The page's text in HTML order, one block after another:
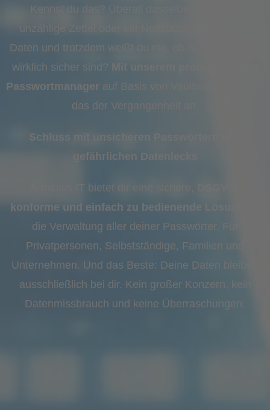
Kennst du das? Überall dasselbe Passwort,
unzählige Zettel oder ein Notizbuch voller Login-
Daten und trotzdem weißt du nie, ob deine Accounts
wirklich sicher sind? Mit unserem professionellen
Passwortmanager auf Basis von Vaultwarden gehört
das der Vergangenheit an.
Schluss mit unsicheren Passwörtern und
gefährlichen Datenlecks
Arminius IT bietet dir eine sichere,
konforme und einfach zu bedienende Lösung
die Verwaltung aller deiner Passwörter. Für
Privatpersonen, Selbstständige, Familien und
Unternehmen. Und das Beste: Deine Daten bleiben
ausschließlich bei dir. Kein großer Konzern, kein
Datenmissbrauch und keine Überraschungen.